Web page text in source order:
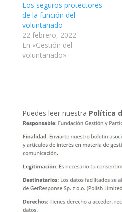
Los seguros protectores
de la función del
voluntariado
22 febrero, 2022
En «Gestión del
voluntariado»
Puedes leer nuestra Política